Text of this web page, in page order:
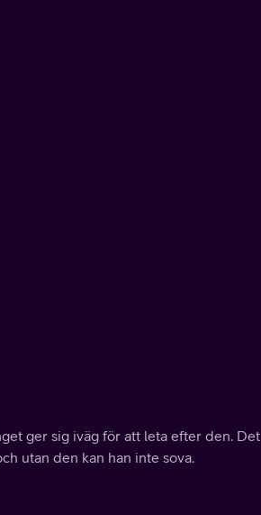
ger sig iväg för att leta efter den. Det
utan den kan han inte sova.